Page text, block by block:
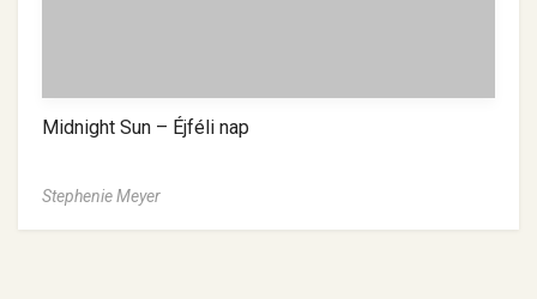
Midnight Sun – Éjféli nap
Stephenie Meyer